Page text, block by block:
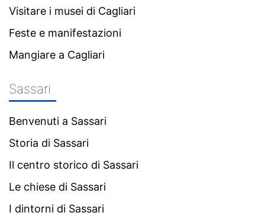
Visitare i musei di Cagliari
Feste e manifestazioni
Mangiare a Cagliari
Sassari
Benvenuti a Sassari
Storia di Sassari
Il centro storico di Sassari
Le chiese di Sassari
I dintorni di Sassari